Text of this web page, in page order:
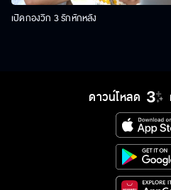
เปิดกองวิก 3 รักหักหลัง
ดาวน์โหลด